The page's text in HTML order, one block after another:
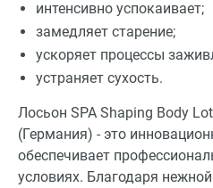
интенсивно успокаивает;
замедляет старение;
ускоряет процессы
устраняет сухость.
Лосьон SPA Shaping Body
(Германия) - это
обеспечивает
условиях. Благодаря